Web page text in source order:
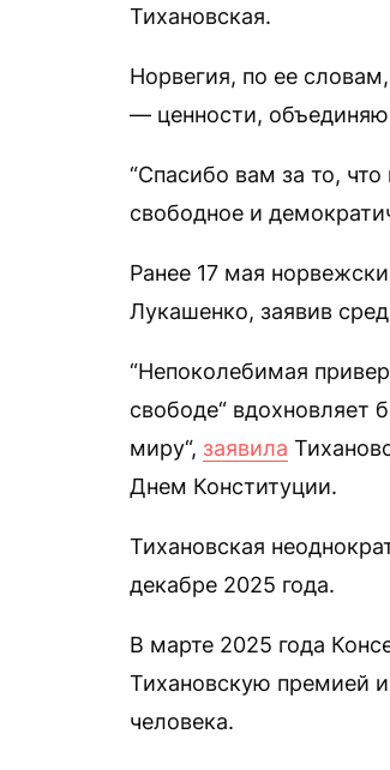
Тихановская.
Норвегия, по ее
— ценности,
“Спасибо вам за то,
свободное и
Ранее 17 мая
Лукашенко, заявив
“Непоколебимая
свободе“ вдохновляет
миру“, заявила
Днем Конституции.
Тихановская
декабре 2025 года.
В марте 2025 года
Тихановскую премией
человека.